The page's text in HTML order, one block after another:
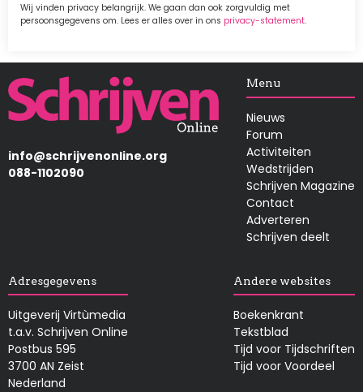
Wij vinden privacy belangrijk. We gaan dan ook zorgvuldig met
persoonsgegevens om. Lees er alles over in ons privacy-statement.
Afbeelding
info@schrijvenonline.org
088-1102090
Menu
Nieuws
Forum
Activiteiten
Wedstrijden
Schrijven Magazine
Contact
Adverteren
Schrijven deelt
Adresgegevens
Uitgeverij Virtùmedia
t.a.v. Schrijven Online
Postbus 595
3700 AN Zeist
Nederland
Andere websites
Boekenkrant
Tekstblad
Tijd voor Tijdschriften
Tijd voor Voordeel